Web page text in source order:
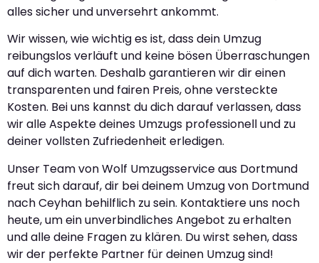
alles sicher und unversehrt ankommt.
Wir wissen, wie wichtig es ist, dass dein Umzug
reibungslos verläuft und keine bösen Überraschungen
auf dich warten. Deshalb garantieren wir dir einen
transparenten und fairen Preis, ohne versteckte
Kosten. Bei uns kannst du dich darauf verlassen, dass
wir alle Aspekte deines Umzugs professionell und zu
deiner vollsten Zufriedenheit erledigen.
Unser Team von Wolf Umzugsservice aus Dortmund
freut sich darauf, dir bei deinem Umzug von Dortmund
nach Ceyhan behilflich zu sein. Kontaktiere uns noch
heute, um ein unverbindliches Angebot zu erhalten
und alle deine Fragen zu klären. Du wirst sehen, dass
wir der perfekte Partner für deinen Umzug sind!